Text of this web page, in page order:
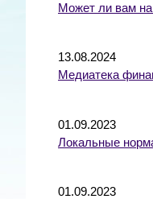
Может ли вам
13.08.2024
Медиатека
01.09.2023
Локальные
01.09.2023